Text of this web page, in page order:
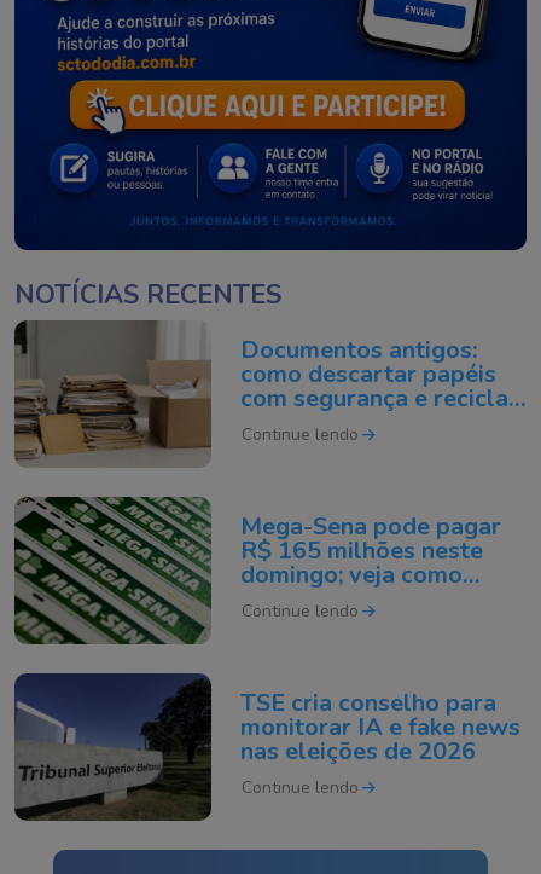
NOTÍCIAS RECENTES
Documentos antigos:
como descartar papéis
com segurança e reciclar
do jeito certo
Continue lendo
Mega-Sena pode pagar
R$ 165 milhões neste
domingo; veja como
apostar
Continue lendo
TSE cria conselho para
monitorar IA e fake news
nas eleições de 2026
Continue lendo